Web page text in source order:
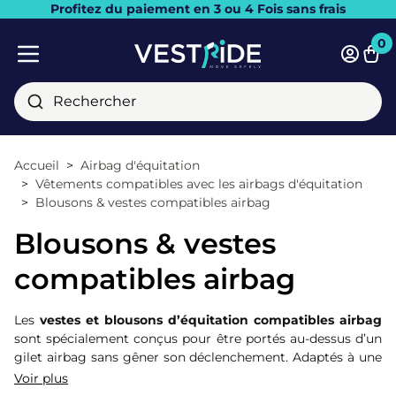
Profitez du paiement en 3 ou 4 Fois sans frais
Fermer
Rechercher
0
Accueil
Airbag d'équitation
Vêtements compatibles avec les airbags d'équitation
Blousons & vestes compatibles airbag
Blousons & vestes
compatibles airbag
Les vestes et blousons d’équitation compatibles airbag
sont spécialement conçus pour être portés au-dessus d’un
gilet airbag sans gêner son déclenchement. Adaptés à une
utilisation quotidienne à l’écurie comme en balade ou à
Voir plus